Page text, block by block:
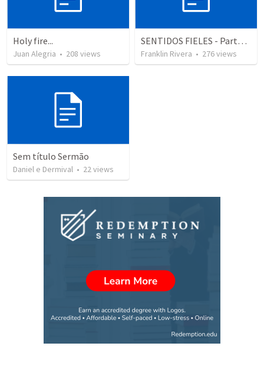
Holy fire...
Juan Alegria • 208 views
SENTIDOS FIELES - Parte 2 "Faithful senses" (2 Corintios 11.3; Salmos)
Franklin Rivera • 276views
Sem título Sermão
Daniel e Dermival • 22views